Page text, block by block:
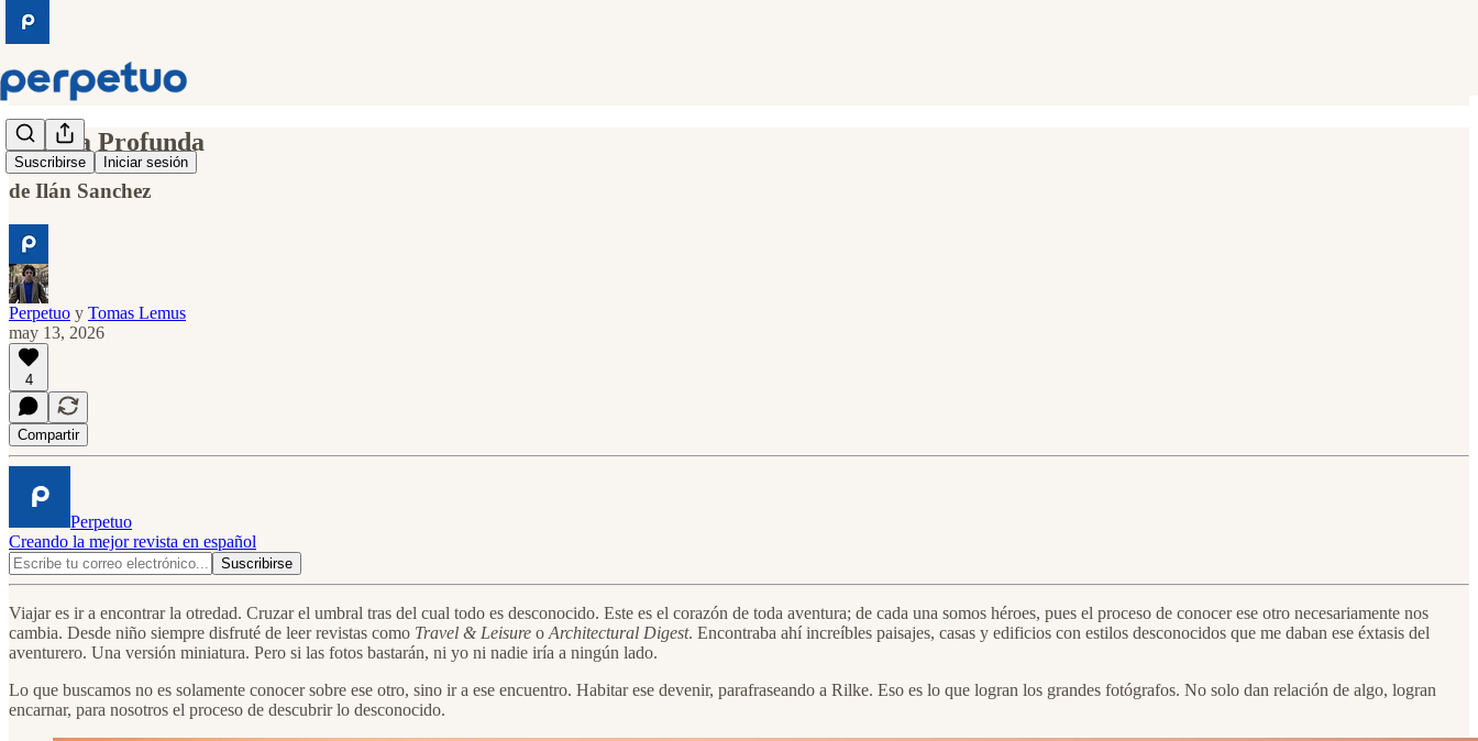
Suscribirse Iniciar sesión
España Profunda
de Ilán Sanchez
Perpetuo y Tomas Lemus
may 13, 2026
4
Compartir
Perpetuo
Creando la mejor revista en español
Viajar es ir a encontrar la otredad. Cruzar el umbral tras del cual todo es desconocido. Este es el corazón de toda aventura; de cada una somos héroes, pues el proceso de conocer ese otro necesariamente nos
cambia. Desde niño siempre disfruté de leer revistas como Travel & Leisure o Architectural Digest. Encontraba ahí increíbles paisajes, casas y edificios con estilos desconocidos que me daban ese éxtasis del
aventurero. Una versión miniatura. Pero si las fotos bastarán, ni yo ni nadie iría a ningún lado.
Lo que buscamos no es solamente conocer sobre ese otro, sino ir a ese encuentro. Habitar ese devenir, parafraseando a Rilke. Eso es lo que logran los grandes fotógrafos. No solo dan relación de algo, logran
encarnar, para nosotros el proceso de descubrir lo desconocido.